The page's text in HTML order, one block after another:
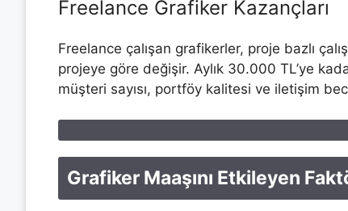
Freelance Grafiker Kazançları
Freelance çalışan grafikerler, proje bazlı
projeye göre değişir. Aylık 30.000 TL’ye
müşteri sayısı, portföy kalitesi ve iletişim
Grafiker Maaşını Etkileyen